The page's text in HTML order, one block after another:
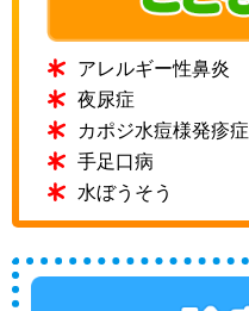
アレルギー性鼻炎
夜尿症
カポジ水痘様発疹症
手足口病
水ぼうそう